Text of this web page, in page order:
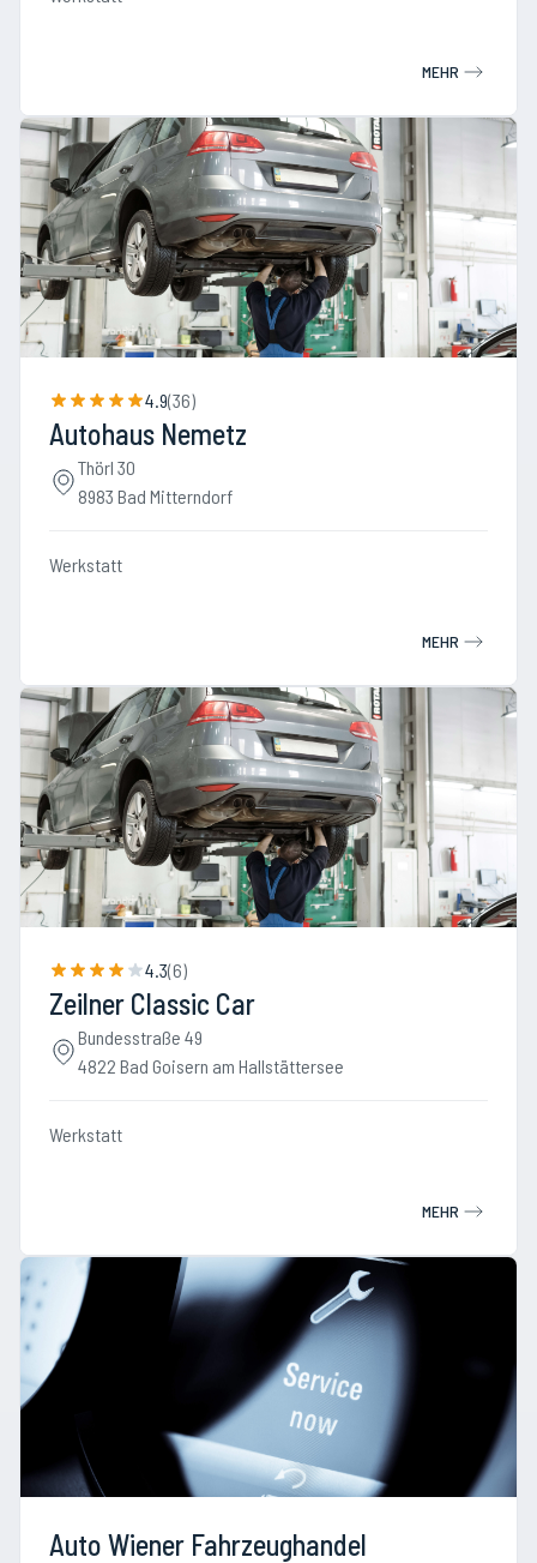
MEHR
4.9(36)
Autohaus Nemetz
Thörl 30
8983 Bad Mitterndorf
Werkstatt
MEHR
4.3(6)
Zeilner Classic Car
Bundesstraße 49
4822 Bad Goisern am Hallstättersee
Werkstatt
MEHR
Auto Wiener Fahrzeughandel